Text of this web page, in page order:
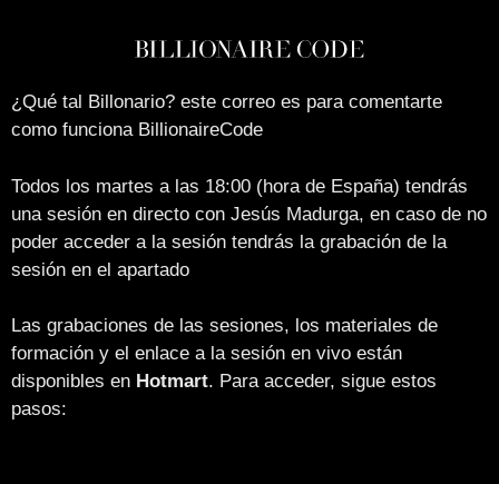
¿Qué tal Billonario? este correo es para comentarte
como funciona BillionaireCode
Todos los martes a las 18:00 (hora de España) tendrás
una sesión en directo con Jesús Madurga, en caso de no
poder acceder a la sesión tendrás la grabación de la
sesión en el apartado
Las grabaciones de las sesiones, los materiales de
formación y el enlace a la sesión en vivo están
disponibles en Hotmart. Para acceder, sigue estos
pasos: